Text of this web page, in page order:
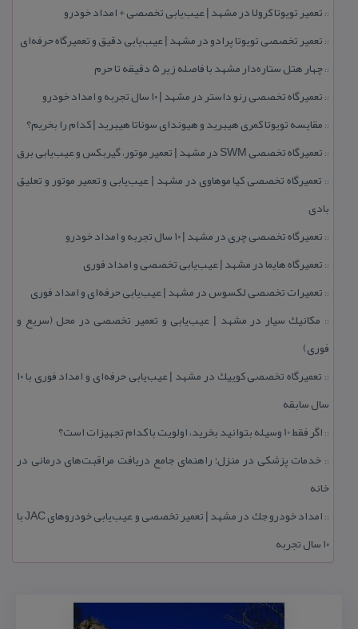
:: تعمیر تویوتا كرولا در مشهد | عیب‌یابی تخصصی + امداد خودرو
:: تعمیر تخصصی تویوتا پرادو در مشهد | عیب‌یابی دقیق و تعمیرگاه حرفه‌ای
::چهار هتل‌ ستاره‌دار مشهد با فاصله زیر 5 دقیقه تا حرم
:: تعمیرگاه تخصصی رنو داستر در مشهد | ۱۰ سال تجربه و امداد خودرو
:: مقایسه تویوتا كمری هیبرید و هیوندای سوناتا هیبرید | كدام را بخریم؟
:: تعمیرگاه تخصصی SWM در مشهد | تعمیر موتور، گیربكس و عیب‌یابی برق
:: تعمیرگاه تخصصی كیا موهاوی در مشهد | عیب‌یابی و تعمیر موتور و تعلیق
بادی
:: تعمیرگاه تخصصی چری در مشهد | ۱۰ سال تجربه و امداد خودرو
:: تعمیرگاه هایما در مشهد | عیب‌یابی تخصصی و امداد فوری
:: تعمیرات تخصصی لكسوس در مشهد | عیب‌یابی حرفه‌ای و امداد فوری
:: مكانیك سیار در مشهد | عیب‌یابی و تعمیر تخصصی در محل (سریع و
فوری)
::
تعمیرگاه تخصصی كوییك در مشهد | عیب‌یابی حرفه‌ای و امداد فوری با ۱۰
سال سابقه
:: اگر فقط 10 وسیله بتوانید بخرید، اولویت با كدام تجهیزات است؟
:: خدمات پزشكی در منزل؛ راهنمای جامع دریافت مراقبت‌های درمانی در
خانه
::
امداد خودرو جك در مشهد | تعمیر تخصصی و عیب‌یابی خودروهای JAC با
۱۰ سال تجربه